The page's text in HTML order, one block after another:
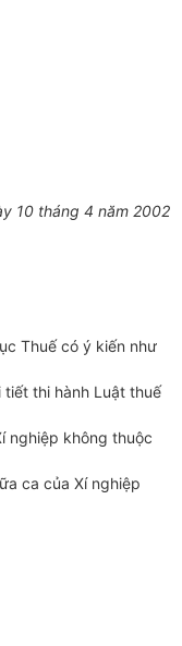
10 tháng 4 năm 2002
Thuế có ý kiến như
thi hành Luật thuế
nghiệp không thuộc
ca của Xí nghiệp